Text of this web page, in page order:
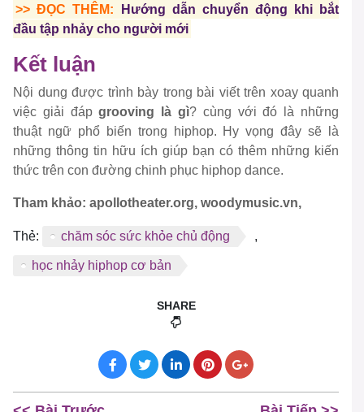
>> ĐỌC THÊM:
Hướng dẫn chuyển động khi bắt
đầu tập nhảy cho người mới
Kết luận
Nội dung được trình bày trong bài viết trên xoay quanh
việc giải đápgrooving là gì? cùng với đó là những
thuật ngữ phổ biến trong hiphop. Hy vọng đây sẽ là
những thông tin hữu ích giúp bạn có thêm những kiến
thức trên con đường chinh phục hiphop dance.
Tham khảo: apollotheater.org, woodymusic.vn,
Thẻ: chăm sóc sức khỏe chủ động ,
học nhảy hiphop cơ bản
SHARE